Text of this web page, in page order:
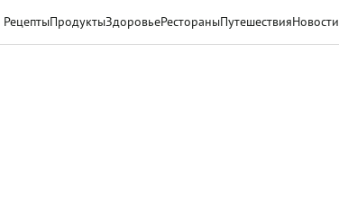
РецептыПродуктыЗдоровьеРестораныПутешествияНовости